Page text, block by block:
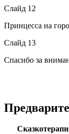
Слайд 12
Принцесса на
Слайд 13
Спасибо за